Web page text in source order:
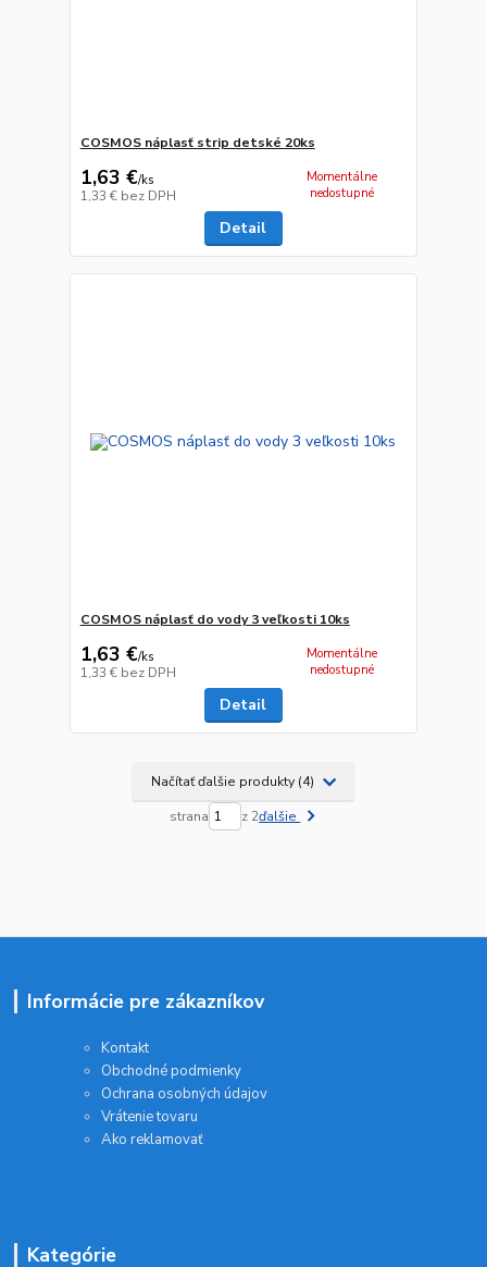
COSMOS náplasť strip detské 20ks
1,63 €/ks
1,33 € bez DPH
Momentálne
nedostupné
Detail
COSMOS náplasť do vody 3 veľkosti 10ks
1,63 €/ks
1,33 € bez DPH
Momentálne
nedostupné
Detail
Načítať ďalšie produkty (4)
strana z 2ďalšie
Informácie pre zákazníkov
Kontakt
Obchodné podmienky
Ochrana osobných údajov
Vrátenie tovaru
Ako reklamovať
Kategórie